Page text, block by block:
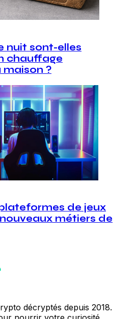
nuit sont-elles
chauffage
?
de jeux
métiers de
décryptés depuis 2018.